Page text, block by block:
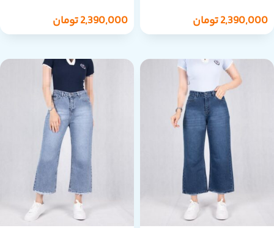
2,390,000تومان
2,390,000تومان